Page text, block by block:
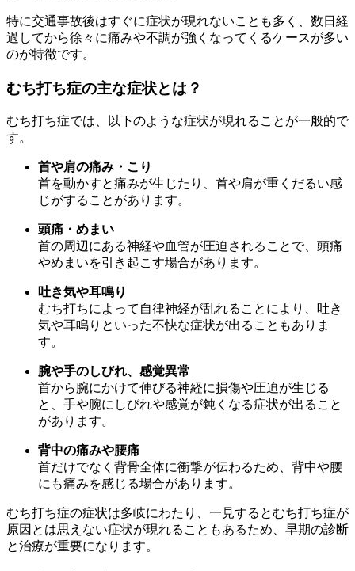
よくある質問
Instagram
お問い合せ
特に交通事故後はすぐに症状が現れないことも多く、数日経
過してから徐々に痛みや不調が強くなってくるケースが多い
のが特徴です。
むち打ち症の主な症状とは？
むち打ち症では、以下のような症状が現れることが一般的で
す。
首や肩の痛み・こり
首を動かすと痛みが生じたり、首や肩が重くだるい感
じがすることがあります。
頭痛・めまい
首の周辺にある神経や血管が圧迫されることで、頭痛
やめまいを引き起こす場合があります。
吐き気や耳鳴り
むち打ちによって自律神経が乱れることにより、吐き
気や耳鳴りといった不快な症状が出ることもありま
す。
腕や手のしびれ、感覚異常
首から腕にかけて伸びる神経に損傷や圧迫が生じる
と、手や腕にしびれや感覚が鈍くなる症状が出ること
があります。
背中の痛みや腰痛
首だけでなく背骨全体に衝撃が伝わるため、背中や腰
にも痛みを感じる場合があります。
むち打ち症の症状は多岐にわたり、一見するとむち打ち症が
原因とは思えない症状が現れることもあるため、早期の診断
と治療が重要になります。